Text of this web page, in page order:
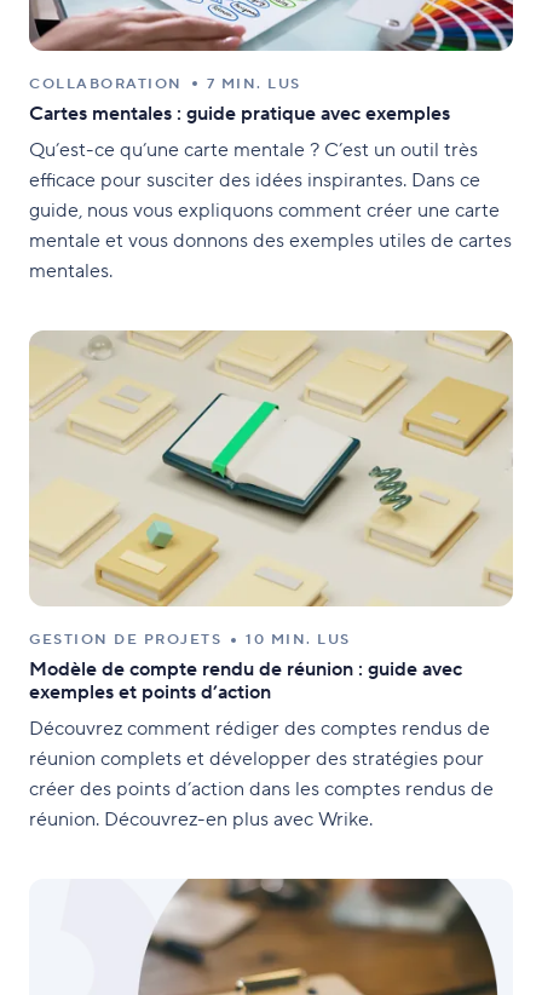
COLLABORATION 7 MIN. LUS
Cartes mentales : guide pratique avec exemples
Qu’est-ce qu’une carte mentale ? C’est un outil très
efficace pour susciter des idées inspirantes. Dans ce
guide, nous vous expliquons comment créer une carte
mentale et vous donnons des exemples utiles de cartes
mentales.
GESTION DE PROJETS 10 MIN. LUS
Modèle de compte rendu de réunion : guide avec
exemples et points d’action
Découvrez comment rédiger des comptes rendus de
réunion complets et développer des stratégies pour
créer des points d’action dans les comptes rendus de
réunion. Découvrez-en plus avec Wrike.